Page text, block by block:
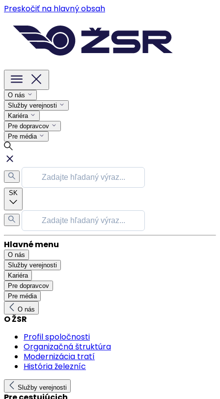
Preskočiť na hlavný obsah
O nás
Služby verejnosti
Kariéra
Pre dopravcov
Pre média
SK
Hlavné menu
O nás
Služby verejnosti
Kariéra
Pre dopravcov
Pre média
O nás
O ŽSR
Profil spoločnosti
Organizačná štruktúra
Modernizácia tratí
História železníc
Služby verejnosti